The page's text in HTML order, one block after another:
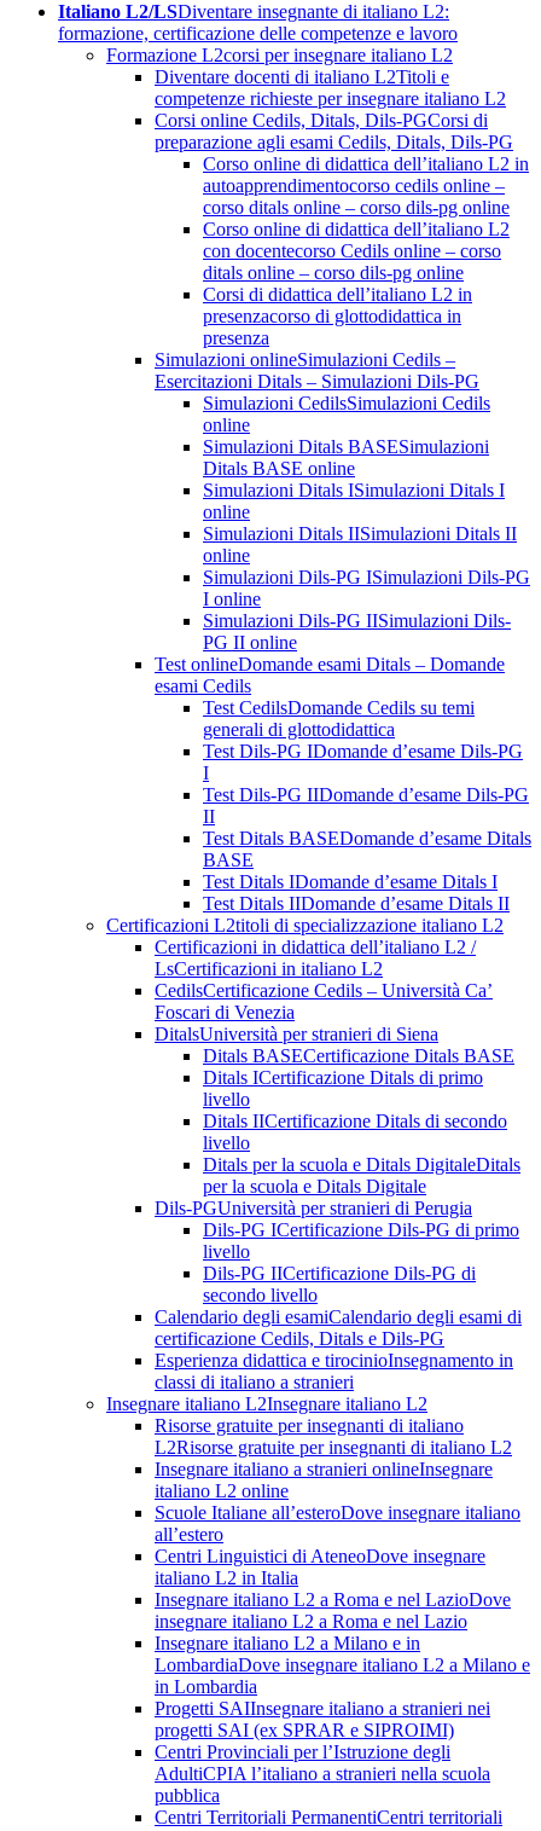
Italiano L2/LSDiventare insegnante di italiano L2:
formazione, certificazione delle competenze e lavoro
Formazione L2corsi per insegnare italiano L2
Diventare docenti di italiano L2Titoli e
competenze richieste per insegnare italiano L2
Corsi online Cedils, Ditals, Dils-PGCorsi di
preparazione agli esami Cedils, Ditals, Dils-PG
Corso online di didattica dell’italiano L2 in
autoapprendimentocorso cedils online –
corso ditals online – corso dils-pg online
Corso online di didattica dell’italiano L2
con docentecorso Cedils online – corso
ditals online – corso dils-pg online
Corsi di didattica dell’italiano L2 in
presenzacorso di glottodidattica in
presenza
Simulazioni onlineSimulazioni Cedils –
Esercitazioni Ditals – Simulazioni Dils-PG
Simulazioni CedilsSimulazioni Cedils
online
Simulazioni Ditals BASESimulazioni
Ditals BASE online
Simulazioni Ditals ISimulazioni Ditals I
online
Simulazioni Ditals IISimulazioni Ditals II
online
Simulazioni Dils-PG ISimulazioni Dils-PG
I online
Simulazioni Dils-PG IISimulazioni Dils-
PG II online
Test onlineDomande esami Ditals – Domande
esami Cedils
Test CedilsDomande Cedils su temi
generali di glottodidattica
Test Dils-PG IDomande d’esame Dils-PG
I
Test Dils-PG IIDomande d’esame Dils-PG
II
Test Ditals BASEDomande d’esame Ditals
BASE
Test Ditals IDomande d’esame Ditals I
Test Ditals IIDomande d’esame Ditals II
Certificazioni L2titoli di specializzazione italiano L2
Certificazioni in didattica dell’italiano L2 /
LsCertificazioni in italiano L2
CedilsCertificazione Cedils – Università Ca’
Foscari di Venezia
DitalsUniversità per stranieri di Siena
Ditals BASECertificazione Ditals BASE
Ditals ICertificazione Ditals di primo
livello
Ditals IICertificazione Ditals di secondo
livello
Ditals per la scuola e Ditals DigitaleDitals
per la scuola e Ditals Digitale
Dils-PGUniversità per stranieri di Perugia
Dils-PG ICertificazione Dils-PG di primo
livello
Dils-PG IICertificazione Dils-PG di
secondo livello
Calendario degli esamiCalendario degli esami di
certificazione Cedils, Ditals e Dils-PG
Esperienza didattica e tirocinioInsegnamento in
classi di italiano a stranieri
Insegnare italiano L2Insegnare italiano L2
Risorse gratuite per insegnanti di italiano
L2Risorse gratuite per insegnanti di italiano L2
Insegnare italiano a stranieri onlineInsegnare
italiano L2 online
Scuole Italiane all’esteroDove insegnare italiano
all’estero
Centri Linguistici di AteneoDove insegnare
italiano L2 in Italia
Insegnare italiano L2 a Roma e nel LazioDove
insegnare italiano L2 a Roma e nel Lazio
Insegnare italiano L2 a Milano e in
LombardiaDove insegnare italiano L2 a Milano e
in Lombardia
Progetti SAIInsegnare italiano a stranieri nei
progetti SAI (ex SPRAR e SIPROIMI)
Centri Provinciali per l’Istruzione degli
AdultiCPIA l’italiano a stranieri nella scuola
pubblica
Centri Territoriali PermanentiCentri territoriali